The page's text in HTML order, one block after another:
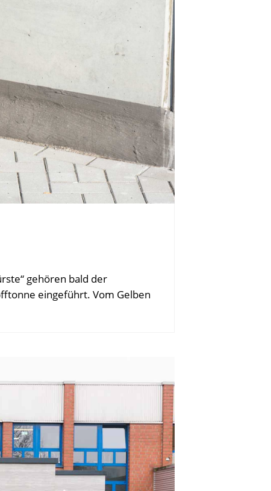
gehören bald der
eingeführt. Vom Gelben